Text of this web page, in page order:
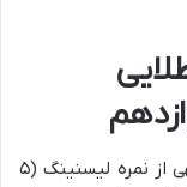
همانطور که قبلاً اشاره شد، بخش قابل توجهی از نمره لیسنینگ (۵